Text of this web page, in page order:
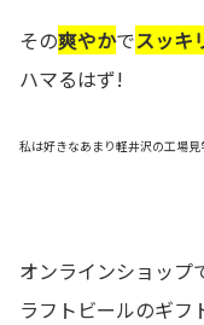
その爽やかでスッキ
ハマるはず!
私は好きなあまり軽井沢の工場
オンラインショップ
ラフトビールのギフ